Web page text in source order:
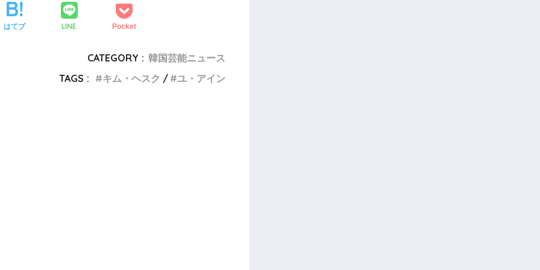
はてブ LINE Pocket
CATEGORY : 韓国芸能ニュース
TAGS :
キム・ヘスク ユ・アイン